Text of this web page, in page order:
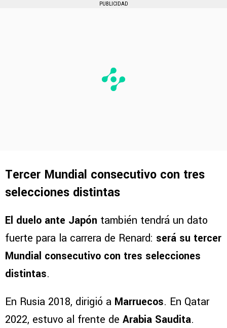
PUBLICIDAD
Tercer Mundial consecutivo con tres
selecciones distintas
El duelo ante Japón también tendrá un dato
fuerte para la carrera de Renard: será su tercer
Mundial consecutivo con tres selecciones
distintas.
En Rusia 2018, dirigió a Marruecos. En Qatar
2022, estuvo al frente de Arabia Saudita.